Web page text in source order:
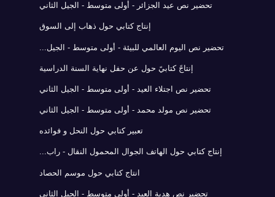
تحضير نص عيد الجزائر - أولى متوسط - الجيل الثاني
إنتاج كتابي حول ذهاب إلى السوق
تحضير نص اليوم العالمي للبيئة - أولى متوسط - الجيل...
إنتاجً كتابيً حول عن حفل نهاية السنة الدراسية
تحضير نص اجتلاء العيد - أولى متوسط - الجيل الثاني
تحضير نص مولد محمد - أولى متوسط - الجيل الثاني
تعبير كتابي حول النحل و فوائده
إنتاج كتابي حول الهاتف الجوال المحمول النقال - راب...
انتاج كتابي حول موسم الحصاد
تحضير نص هدية العيد - أولى متوسط - الجيل الثاني